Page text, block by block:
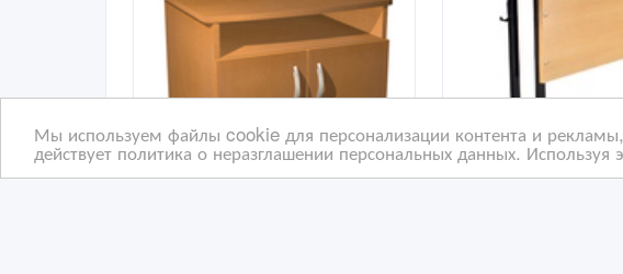
Мы используем файлы cookie для персонализации контента и
действует политика о неразглашении персональных данных.